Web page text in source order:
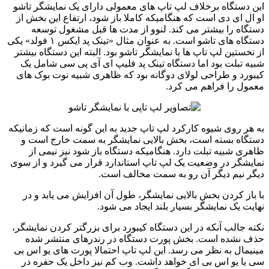
این دستگاه برخلاف لپ تاپ های معمولی دارای یک نمایشگر تاشو
او ال ای دی است که هنگامیکه کاملا باز شود، ارتفاع این بخش از
دستگاه را بیشتر می کند. لنوو از مدت ها قبل مشغول توسعه
دستگاه های تاشو است. به عنوان مثال «تینک پد ایکس ۱ فولد» یکی
از نخستین لپ تاپ ها با نمایشگر تاشو بود. البته این دستگاه بیشتر
شبیه تبلت بود اما دستگاه تینک پد فلیپ ای آی پی سی شامل یک
کیبورد و طراحی لولای دوگانه بود که ظاهری شبیه نوت بوک های
معمول را فراهم می کرد.
به هر روی شیوه کارکرد لپ تاپ جدید به این گونه است که زمانیکه
دستگاه بسته است، بخش بالایی نمایشگر به سمت خارج است و
ظاهری شبیه تبلت دارد. هنگامیکه دستگاه باز شود نیز نیمی از
نمایشگر در وضعیت یک لپ تاپ استاندارد قرار می گیرد و از سوی
دیگر نیم دیگر آن رو به سمت مخالف است.
با باز کردن بخش بالایی نمایشگر، طول آن افزایش می یابد و در
نهایت یک نمایشگر بسیار بلند ایجاد می شود.
نکته جالب آنکه در این دستگاه کیبورد برای بزرگتر کردن نمایشگر،
حذف نشده است. بخش پورت دستگاه در رندرهای منتشر شده
مینیمال به نظر می رسد. این لپ تاپ احتمالا پورت های یو اس بی
سی یا یو اس بی ای خواهد داشت. وب کم نیز داخل یک حفره در